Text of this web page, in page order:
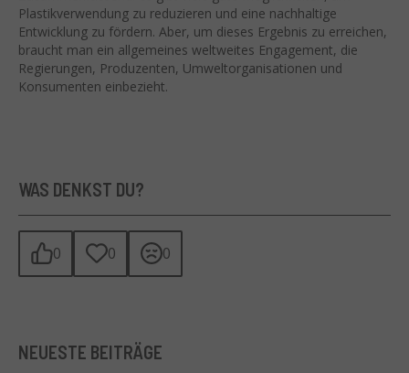
Plastikverwendung zu reduzieren und eine nachhaltige
Entwicklung zu fördern. Aber, um dieses Ergebnis zu erreichen,
braucht man ein allgemeines weltweites Engagement, die
Regierungen, Produzenten, Umweltorganisationen und
Konsumenten einbezieht.
WAS DENKST DU?
0 0 0
NEUESTE BEITRÄGE